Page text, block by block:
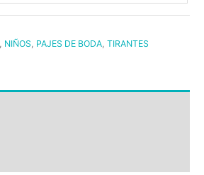
NIÑOS PAJES DE BODA TIRANTES